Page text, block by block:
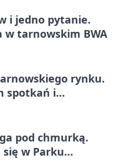
i jedno pytanie.
w tarnowskim BWA
rynku.
spotkań i
pod chmurką.
się w Parku